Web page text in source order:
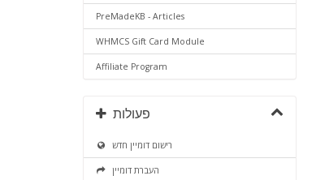
PreMadeKB - Articles
WHMCS Gift Card Module
Affiliate Program
פעולות
רישום דומיין חדש
העברת דומיין